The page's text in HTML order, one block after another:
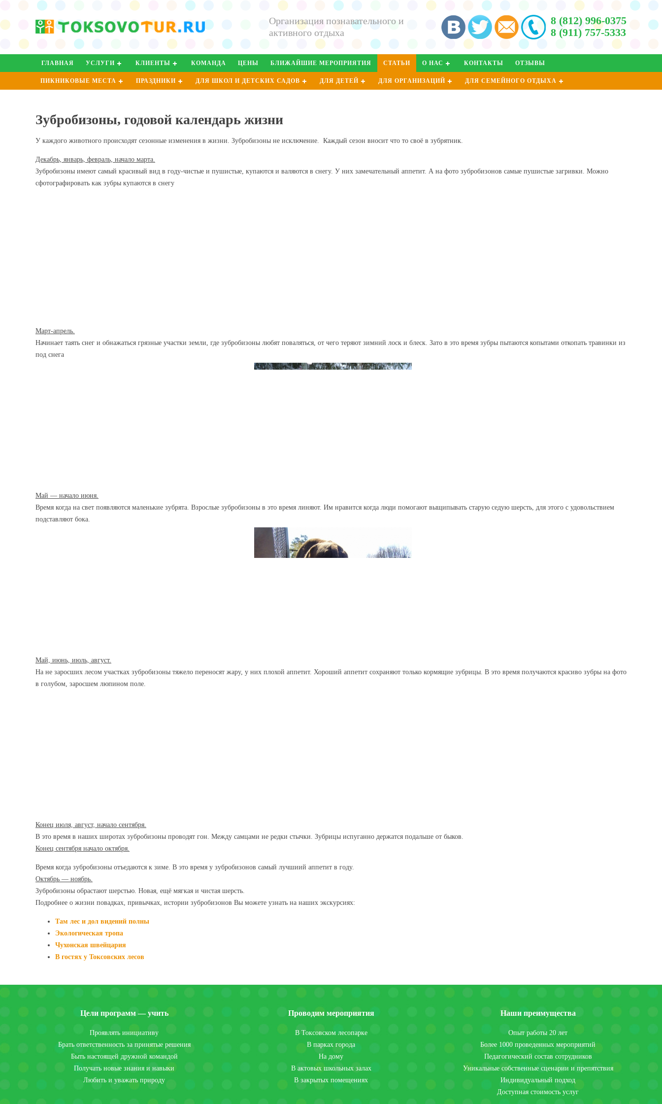
Организация познавательного и
активного отдыха
8 (812) 996-0375
8 (911) 757-5333
ГЛАВНАЯ УСЛУГИ КЛИЕНТЫ КОМАНДА ЦЕНЫ БЛИЖАЙШИЕ МЕРОПРИЯТИЯ СТАТЬИ О НАС КОНТАКТЫ ОТЗЫВЫ
ПИКНИКОВЫЕ МЕСТА ПРАЗДНИКИ ДЛЯ ШКОЛ И ДЕТСКИХ САДОВ ДЛЯ ДЕТЕЙ ДЛЯ ОРГАНИЗАЦИЙ ДЛЯ СЕМЕЙНОГО ОТДЫХА
Зубробизоны, годовой календарь жизни
У каждого животного происходят сезонные изменения в жизни. Зубробизоны не исключение. Каждый сезон вносит что то своё в зубрятник.
Декабрь, январь, февраль, начало марта.
Зубробизоны имеют самый красивый вид в году-чистые и пушистые, купаются и валяются в снегу. У них замечательный аппетит. А на фото зубробизонов самые пушистые загривки. Можно
сфотографировать как зубры купаются в снегу
Март-апрель.
Начинает таять снег и обнажаться грязные участки земли, где зубробизоны любят поваляться, от чего теряют зимний лоск и блеск. Зато в это время зубры пытаются копытами откопать травинки из
под снега
Май — начало июня.
Время когда на свет появляются маленькие зубрята. Взрослые зубробизоны в это время линяют. Им нравится когда люди помогают выщипывать старую седую шерсть, для этого с удовольствием
подставляют бока.
Май, июнь, июль, август.
На не заросших лесом участках зубробизоны тяжело переносят жару, у них плохой аппетит. Хороший аппетит сохраняют только кормящие зубрицы. В это время получаются красиво зубры на фото
в голубом, заросшем люпином поле.
Конец июля, август, начало сентября.
В это время в наших широтах зубробизоны проводят гон. Между самцами не редки стычки. Зубрицы испуганно держатся подальше от быков.
Конец сентября начало октября.
Время когда зубробизоны отъедаются к зиме. В это время у зубробизонов самый лучшиий аппетит в году.
Октябрь — ноябрь.
Зубробизоны обрастают шерстью. Новая, ещё мягкая и чистая шерсть.
Подробнее о жизни повадках, привычках, истории зубробизонов Вы можете узнать на наших экскурсиях:
Там лес и дол видений полны
Экологическая тропа
Чухонская швейцария
В гостях у Токсовских лесов
Цели программ — учить
Проявлять инициативу
Брать ответственность за принятые решения
Быть настоящей дружной командой
Получать новые знания и навыки
Любить и уважать природу
Проводим мероприятия
В Токсовском лесопарке
В парках города
На дому
В актовых школьных залах
В закрытых помещениях
Наши преимущества
Опыт работы 20 лет
Более 1000 проведенных мероприятий
Педагогический состав сотрудников
Уникальные собственные сценарии и препятствия
Индивидуальный подход
Доступная стоимость услуг